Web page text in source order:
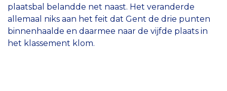
plaatsbal belandde net naast. Het veranderde
allemaal niks aan het feit dat Gent de drie punten
binnenhaalde en daarmee naar de vijfde plaats in
het klassement klom.